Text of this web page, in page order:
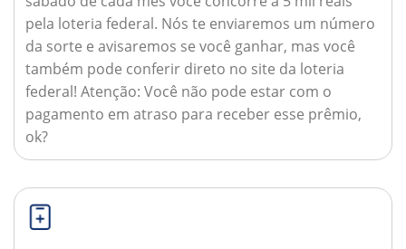
pela loteria federal. Nós te enviaremos um número
da sorte e avisaremos se você ganhar, mas você
também pode conferir direto no site da loteria
federal! Atenção: Você não pode estar com o
pagamento em atraso para receber esse prêmio,
ok?